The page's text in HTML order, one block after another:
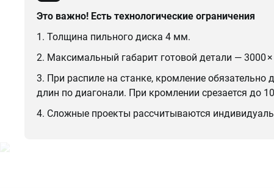
Это важно! Есть технологические ограничения
1. Толщина пильного диска 4 мм.
2. Максимальный габарит готовой детали — 3000
3. При распиле на станке, кромление обязательно
длин по диагонали. При кромлении срезается до
4. Сложные проекты рассчитываются